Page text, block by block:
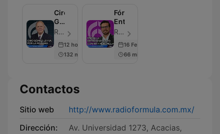
Ciro
Gómez
Leyva
la
Mañana
Radio Fórmula - Episodio 2698
12 hours ago
132 min
Fórmula
Entretenimiento
Radio Fórmula - Episodio 27
16 Feb 2024
66 min
Contactos
Sitio web
http://www.radioformula.com.mx/
Dirección:
Av. Universidad 1273, Acacias,